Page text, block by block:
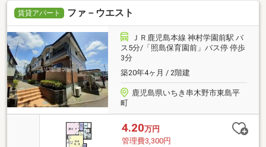
賃貸アパート ファ－ウエスト
ＪＲ鹿児島本線 神村学園前駅 バ
ス5分/「照島保育園前」バス停 停歩
3分
築20年4ヶ月 / 2階建
鹿児島県いちき串木野市東島平
町
4.20万円
管理費3,300円